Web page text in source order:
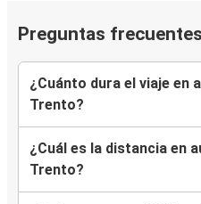
Preguntas frecuentes
¿Cuánto dura el viaje en
Trento?
¿Cuál es la distancia en
Trento?